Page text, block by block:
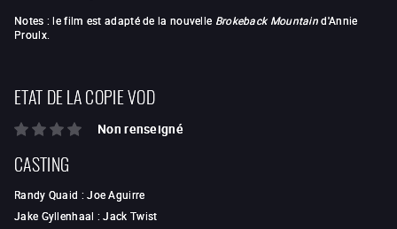
Notes : le film est adapté de la nouvelle Brokeback Mountaind'Annie
Proulx.
ETAT DE LA COPIE VOD
Non renseigné
CASTING
Randy Quaid :Joe Aguirre
Jake Gyllenhaal :Jack Twist